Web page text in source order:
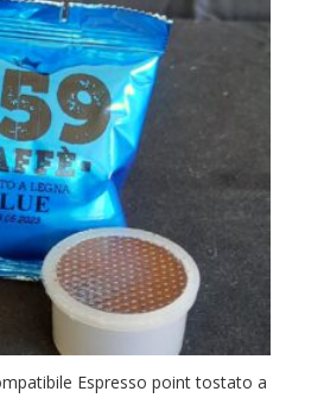
Espresso point tostato a